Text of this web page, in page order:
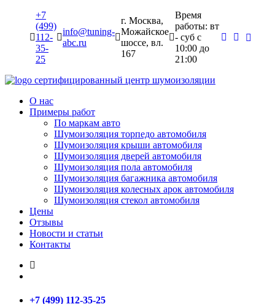
+7
(499)
112-
35-
25
info@tuning-
abc.ru
г. Москва,
Можайское
шоссе, вл.
167
Время
работы: вт
- суб c
10:00 до
21:00
сертифицированный центр шумоизоляции
О нас
Примеры работ
По маркам авто
Шумоизоляция торпедо автомобиля
Шумоизоляция крыши автомобиля
Шумоизоляция дверей автомобиля
Шумоизоляция пола автомобиля
Шумоизоляция багажника автомобиля
Шумоизоляция колесных арок автомобиля
Шумоизоляция стекол автомобиля
Цены
Отзывы
Новости и статьи
Контакты
+7 (499) 112-35-25